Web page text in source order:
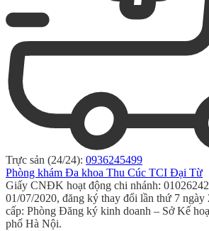
Trực sản (24/24): 0936245499
Phòng khám Đa khoa Thu Cúc TCI Đại Từ
Giấy CNĐK hoạt động chi nhánh:
01/07/2020, đăng ký thay đổi lần thứ 7 ngày
cấp: Phòng Đăng ký kinh doanh – Sở Kế
phố Hà Nội.